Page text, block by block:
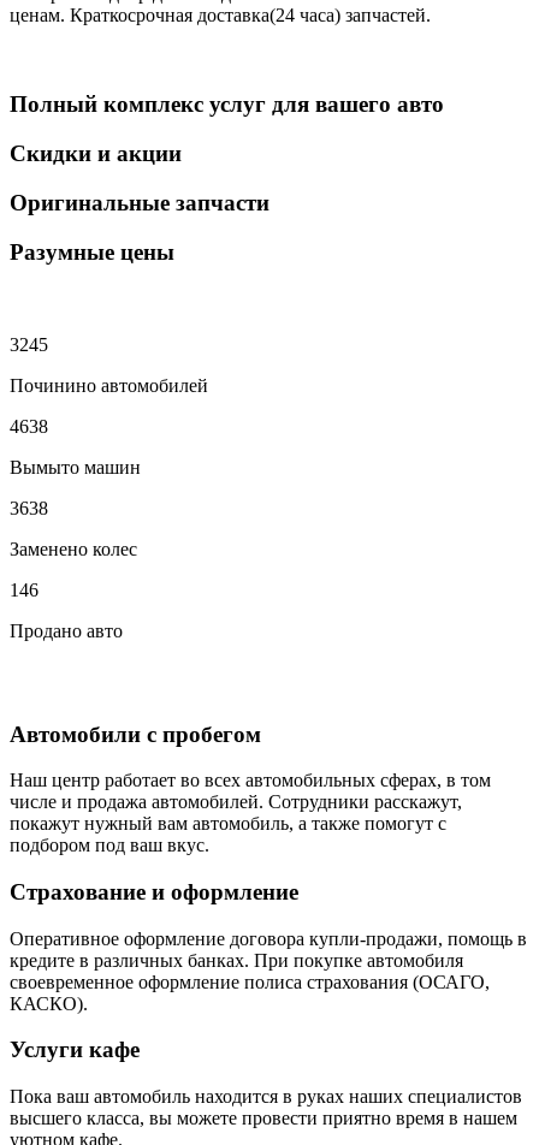
ценам. Краткосрочная доставка(24 часа) запчастей.
Полный комплекс услуг для вашего авто
Скидки и акции
Оригинальные запчасти
Разумные цены
3245
Починино автомобилей
4638
Вымыто машин
3638
Заменено колес
146
Продано авто
Автомобили с пробегом
Наш центр работает во всех автомобильных сферах, в том
числе и продажа автомобилей. Сотрудники расскажут,
покажут нужный вам автомобиль, а также помогут с
подбором под ваш вкус.
Страхование и оформление
Оперативное оформление договора купли-продажи, помощь в
кредите в различных банках. При покупке автомобиля
своевременное оформление полиса страхования (ОСАГО,
КАСКО).
Услуги кафе
Пока ваш автомобиль находится в руках наших специалистов
высшего класса, вы можете провести приятно время в нашем
уютном кафе.